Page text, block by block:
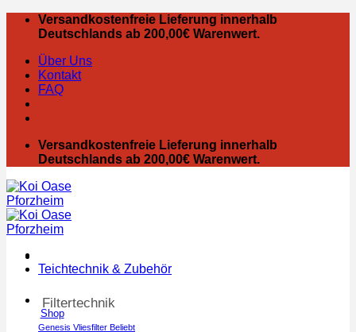
Zum
Versandkostenfreie Lieferung innerhalb
Deutschlands ab 200,00€ Warenwert.
Über Uns
Kontakt
FAQ
Versandkostenfreie Lieferung innerhalb
Deutschlands ab 200,00€ Warenwert.
Shop
Teichtechnik & Zubehör
Filtertechnik
Genesis Vliesfilter